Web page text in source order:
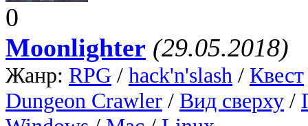
0
Moonlighter (29.05.2018)
Жанр: RPG / hack'n'slash / Квест
Dungeon Crawler / Вид сверху /